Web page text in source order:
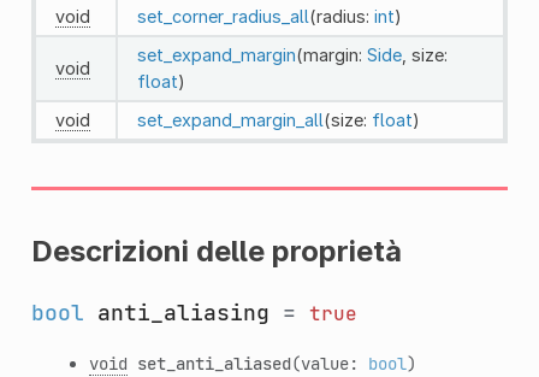
void
set_corner_radius_all(radius: int)
void
set_expand_margin(margin: Side, size:
float)
void
set_expand_margin_all(size: float)
Descrizioni delle proprietà
bool anti_aliasing = true
void set_anti_aliased(value: bool)